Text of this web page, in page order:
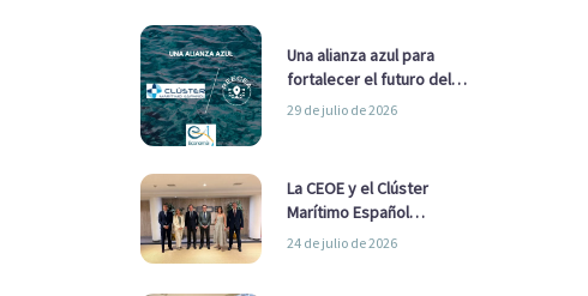
Una alianza azul para
fortalecer el futuro del
sector marítimo
29 de julio de 2026
La CEOE y el Clúster
Marítimo Español
refuerzan su alianza para
24 de julio de 2026